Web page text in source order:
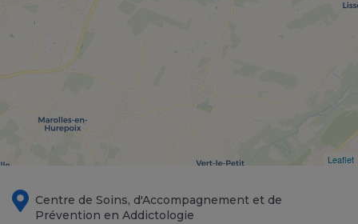
Leaflet
Centre de Soins, d'Accompagnement et de
Prévention en Addictologie